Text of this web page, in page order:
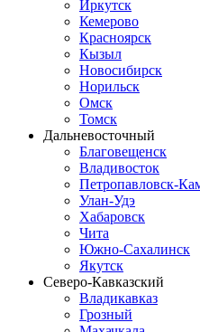
Иркутск
Кемерово
Красноярск
Кызыл
Новосибирск
Норильск
Омск
Томск
Дальневосточный
Благовещенск
Владивосток
Петропавловск-
Улан-Удэ
Хабаровск
Чита
Южно-Сахалинск
Якутск
Северо-Кавказский
Владикавказ
Грозный